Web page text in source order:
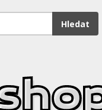
Hledat